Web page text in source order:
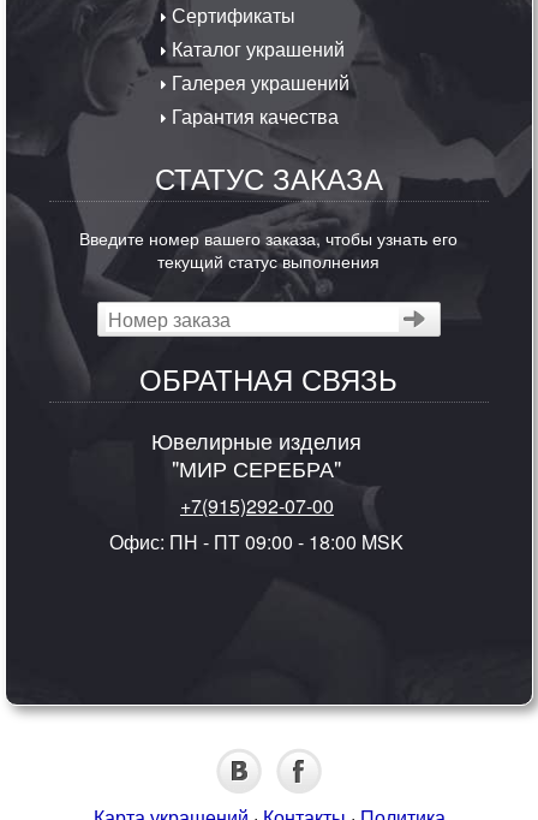
Сертификаты
Каталог украшений
Галерея украшений
Гарантия качества
СТАТУС ЗАКАЗА
Введите номер вашего заказа, чтобы узнать его
текущий статус выполнения
ОБРАТНАЯ СВЯЗЬ
Ювелирные изделия
"МИР СЕРЕБРА"
+7(915)292-07-00
Офис: ПН - ПТ 09:00 - 18:00 MSK